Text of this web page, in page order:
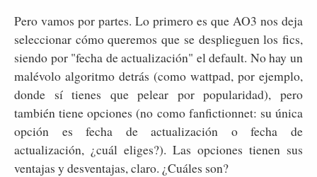
Pero vamos por partes. Lo primero es que AO3 nos deja
seleccionar cómo queremos que se desplieguen los fics,
siendo por "fecha de actualización" el default. No hay un
malévolo algoritmo detrás (como wattpad, por ejemplo,
donde sí tienes que pelear por popularidad), pero
también tiene opciones (no como fanfictionnet: su única
opción es fecha de actualización o fecha de
actualización, ¿cuál eliges?). Las opciones tienen sus
ventajas y desventajas, claro. ¿Cuáles son?